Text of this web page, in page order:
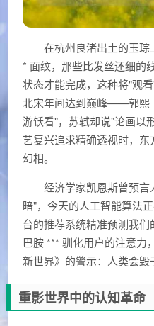
在杭州良渚出土的玉
* 面纹，那些比发丝还细的
状态才能完成，这种将"观
北宋年间达到巅峰——郭熙
游饫看"，苏轼却说"论画以
艺复兴追求精确透视时，
幻相。
经济学家凯恩斯曾预
暗"，今天的人工智能算法
台的推荐系统精准预测我
巴胺 *** 驯化用户的注意力
新世界》的警示：人类会毁
重影世界中的认知革命